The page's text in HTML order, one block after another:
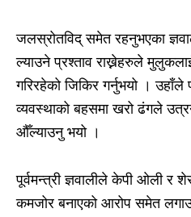
जलस्रोतविद् समेत रहनुभएका
ल्याउने प्रश्ताव राख्नेहरुले
गरिरहेको जिकिर गर्नुभयो । उहाँले
व्यवस्थाको बहसमा खरो ढंगले
औँल्याउनु भयो ।
पूर्वमन्त्री ज्ञवालीले केपी ओली र
कमजोर बनाएको आरोप समेत